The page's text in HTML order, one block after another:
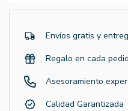
Envíos gratis y
Regalo en cada
Asesoramiento
Calidad Garantizada